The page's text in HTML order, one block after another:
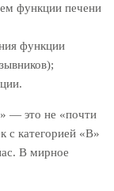
функции печени
функции
— это не «почти
с категорией «В»
В мирное